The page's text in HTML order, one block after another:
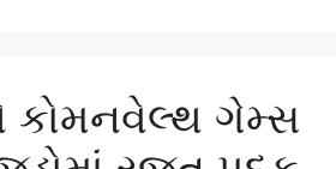
કોમનવેલ્થ ગેમ્સ